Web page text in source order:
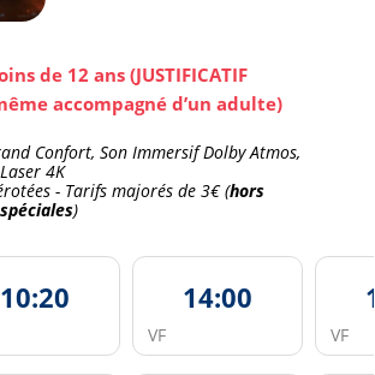
de 12 ans (JUSTIFICATIF
accompagné d’un adulte)
Confort, Son Immersif Dolby Atmos,
4K
- Tarifs majorés de 3€(hors
)
10:20 14:00
VF VF